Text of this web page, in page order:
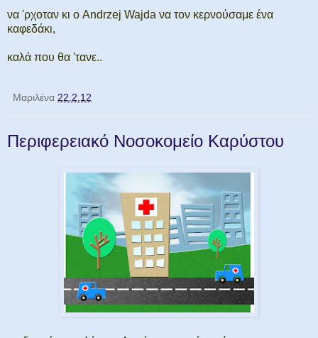
να 'ρχοταν κι ο Andrzej Wajda να τον κερνούσαμε ένα
καφεδάκι,
καλά που θα 'τανε..
Μαριλένα 22.2.12
Περιφερειακό Νοσοκομείο Καρύστου